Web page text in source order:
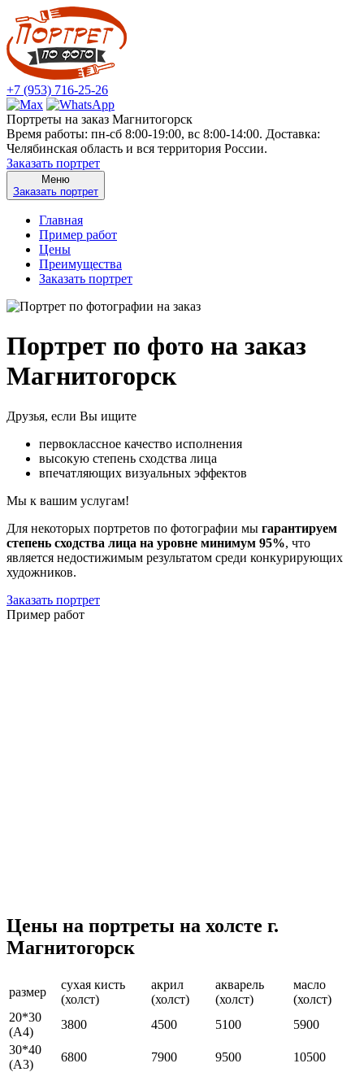
+7 (953) 716-25-26
Портреты на заказ Магнитогорск
Время работы: пн-сб 8:00-19:00, вс 8:00-14:00. Доставка:
Челябинская область и вся территория России.
Заказать портрет
Меню
Заказать портрет
Главная
Пример работ
Цены
Преимущества
Заказать портрет
Портрет по фото на заказ
Магнитогорск
Друзья, если Вы ищите
первоклассное качество исполнения
высокую степень сходства лица
впечатляющих визуальных эффектов
Мы к вашим услугам!
Для некоторых портретов по фотографии мы гарантируем
степень сходства лица на уровне минимум 95%, что
является недостижимым результатом среди конкурирующих
художников.
Заказать портрет
Пример работ
Цены на портреты на холсте г.
Магнитогорск
размер
сухая кисть
(холст)
акрил
(холст)
акварель
(холст)
масло
(холст)
20*30
(А4)
3800 4500 5100
5900
30*40
(А3)
6800 7900 9500
10500